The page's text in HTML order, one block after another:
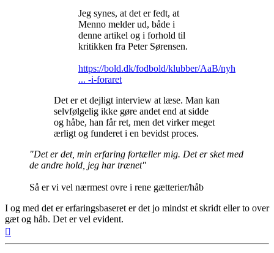
Jeg synes, at det er fedt, at
Menno melder ud, både i
denne artikel og i forhold til
kritikken fra Peter Sørensen.
https://bold.dk/fodbold/klubber/AaB/nyh
... -i-foraret
Det er et dejligt interview at læse. Man kan
selvfølgelig ikke gøre andet end at sidde
og håbe, han får ret, men det virker meget
ærligt og funderet i en bevidst proces.
"Det er det, min erfaring fortæller mig. Det er sket med
de andre hold, jeg har trænet"
Så er vi vel nærmest ovre i rene gætterier/håb
I og med det er erfaringsbaseret er det jo mindst et skridt eller to over
gæt og håb. Det er vel evident.